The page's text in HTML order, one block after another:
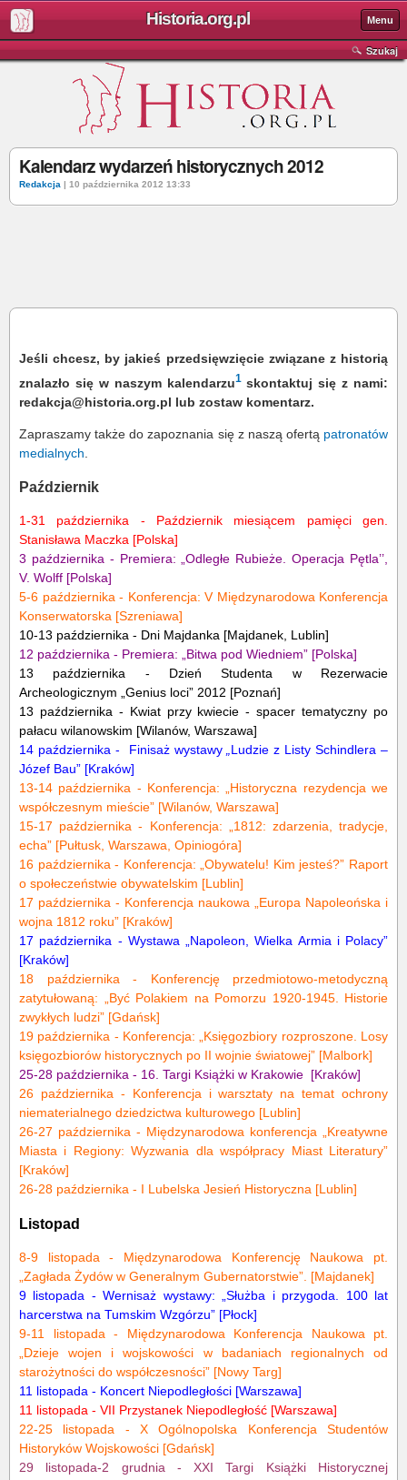
Historia.org.pl Menu
Szukaj
Kalendarz wydarzeń historycznych 2012
Redakcja | 10 października 2012 13:33
Jeśli chcesz, by jakieś przedsięwzięcie związane z historią
znalazło się w naszym kalendarzu1skontaktuj się z nami:
redakcja@historia.org.pl lub zostaw komentarz.
Zapraszamy także do zapoznania się z naszą ofertą patronatów
medialnych
Październik
1-31 października - Październik miesiącem pamięci gen.
Stanisława Maczka [Polska]
3 października - Premiera:„Odległe Rubieże. Operacja Pętla’’,
V. Wolff [Polska]
5-6 października - Konferencja: V Międzynarodowa Konferencja
Konserwatorska [Szreniawa]
10-13 października - Dni Majdanka [Majdanek, Lublin]
12 października - Premiera: „Bitwa pod Wiedniem” [Polska]
13 października - Dzień Studenta w Rezerwacie
Archeologicznym „Genius loci” 2012 [Poznań]
13 października - Kwiat przy kwiecie - spacer tematyczny po
pałacu wilanowskim [Wilanów, Warszawa]
14 października - Finisaż wystawy„Ludzie z Listy Schindlera –
Józef Bau” [Kraków]
13-14 października - Konferencja: „Historyczna rezydencja we
współczesnym mieście” [Wilanów, Warszawa]
15-17 października - Konferencja: „1812: zdarzenia, tradycje,
echa” [Pułtusk, Warszawa, Opiniogóra]
16 października - Konferencja:„Obywatelu! Kim jesteś?” Raport
o społeczeństwie obywatelskim [Lublin]
17 października - Konferencja naukowa „Europa Napoleońska i
wojna 1812 roku” [Kraków]
17 października - Wystawa „Napoleon, Wielka Armia i Polacy”
[Kraków]
18 października - Konferencję przedmiotowo-metodyczną
zatytułowaną: „Być Polakiem na Pomorzu 1920-1945. Historie
zwykłych ludzi” [Gdańsk]
19 października - Konferencja:„Księgozbiory rozproszone. Losy
księgozbiorów historycznych po II wojnie światowej” [Malbork]
25-28 października - 16. Targi Książki w Krakowie [Kraków]
26 października - Konferencja i warsztaty na temat ochrony
niematerialnego dziedzictwa kulturowego [Lublin]
26-27 października - Międzynarodowa konferencja „Kreatywne
Miasta i Regiony: Wyzwania dla współpracy Miast Literatury”
[Kraków]
26-28 października - I Lubelska Jesień Historyczna [Lublin]
Listopad
8-9 listopada - Międzynarodowa Konferencję Naukowa pt.
„Zagłada Żydów w Generalnym Gubernatorstwie”. [Majdanek]
9 listopada -Wernisaż wystawy: „Służba i przygoda. 100 lat
harcerstwa na Tumskim Wzgórzu” [Płock]
9-11 listopada - Międzynarodowa Konferencja Naukowa pt.
„Dzieje wojen i wojskowości w badaniach regionalnych od
starożytności do współczesności” [Nowy Targ]
11 listopada - Koncert Niepodległości [Warszawa]
11 listopada - VII Przystanek Niepodległość [Warszawa]
22-25 listopada - X Ogólnopolska Konferencja Studentów
Historyków Wojskowości [Gdańsk]
29 listopada-2 grudnia -XXI Targi Książki Historycznej